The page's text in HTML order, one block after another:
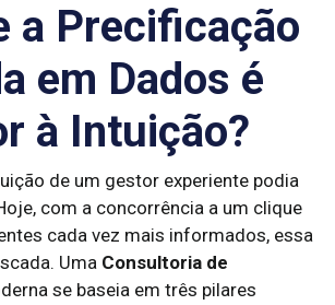
a Precificação
em Dados é
à Intuição?
de um gestor experiente podia
com a concorrência a um clique
cada vez mais informados, essa
Uma Consultoria de
se baseia em três pilares